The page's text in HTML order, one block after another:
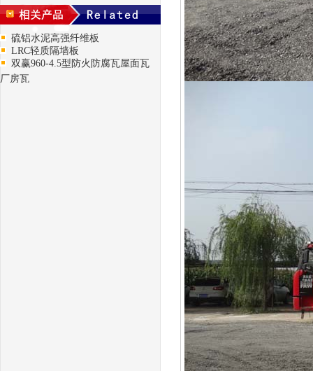
硫铝水泥高强纤维板
LRC轻质隔墙板
双赢960-4.5型防火防腐瓦屋面瓦
厂房瓦